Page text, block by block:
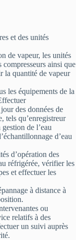
et des unités
de vapeur, les unités
ainsi que
la quantité de vapeur
les équipements de la
des données de
tels qu’enregistreur
de l’eau
d’eau
d’opération des
réfrigérée, vérifier les
et effectuer les
à distance à
ou
relatifs à des
un suivi auprès